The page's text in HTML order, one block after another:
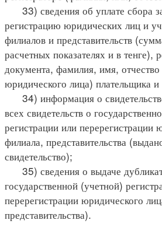
33) сведения об уплате сбора
регистрацию юридических лиц и
филиалов и представительств
расчетных показателях и в тенге),
документа, фамилия, имя,
юридического лица) плательщика
34) информация о
всех свидетельств о
регистрации или перерегистрации
филиала, представительства
свидетельство);
35) сведения о выдаче
государственной (учетной)
перерегистрации юридического
представительства).